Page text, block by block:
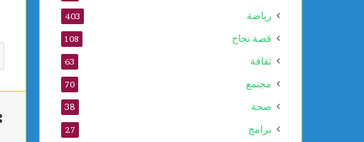
رياضة 403
قصة نجاح 108
ثقافة 63
مجتمع 70
صحة 38
برامج 27